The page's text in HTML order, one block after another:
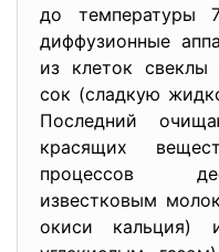
до температуры
диффузионные
из клеток свеклы
сок (сладкую
Последний
красящих
процессов
известковым
окиси кальция)